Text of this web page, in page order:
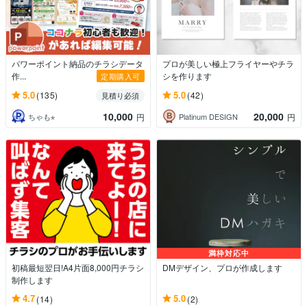
パワーポイント納品のチラシデータ
作...
定期購入可
5.0(135)
見積り必須
ちゃも⋆
10,000 円
プロが美しい極上フライヤーやチラ
シを作ります
5.0(42)
Platinum DESIGN 20,000 円
初稿最短翌日!A4片面8,000円チラシ
制作します
4.7(14)
満枠対応中
DMデザイン、プロが作成します
5.0(2)